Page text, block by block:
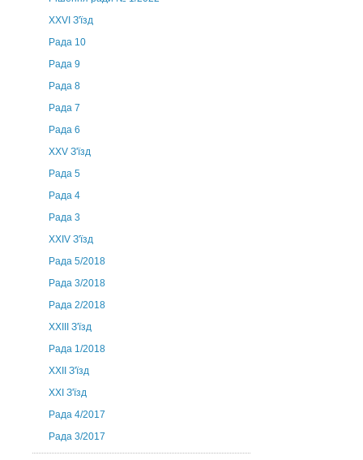
XXVI З'їзд
Рада 10
Рада 9
Рада 8
Рада 7
Рада 6
XXV З'їзд
Рада 5
Рада 4
Рада 3
ХХIV З'їзд
Рада 5/2018
Рада 3/2018
Рада 2/2018
XXIII З'їзд
Рада 1/2018
ХХІІ З'їзд
XXI З'їзд
Рада 4/2017
Рада 3/2017